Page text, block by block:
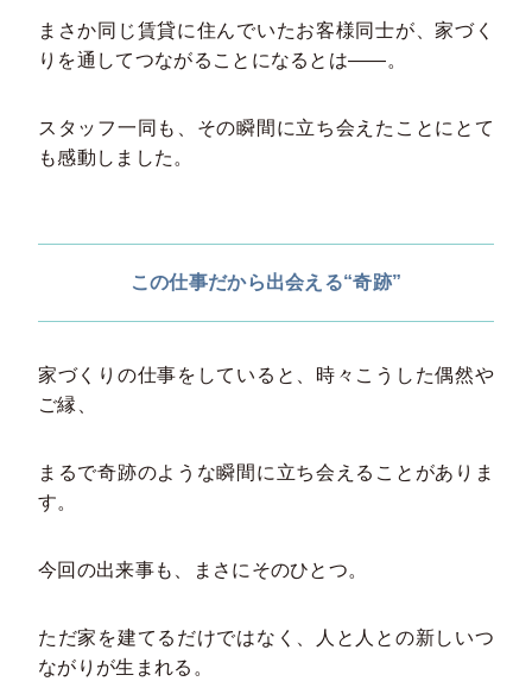
まさか同じ賃貸に住んでいたお客様同士が、家づく
りを通してつながることになるとは――。
スタッフ一同も、その瞬間に立ち会えたことにとて
も感動しました。
この仕事だから出会える“奇跡”
家づくりの仕事をしていると、時々こうした偶然や
ご縁、
まるで奇跡のような瞬間に立ち会えることがありま
す。
今回の出来事も、まさにそのひとつ。
ただ家を建てるだけではなく、人と人との新しいつ
ながりが生まれる。